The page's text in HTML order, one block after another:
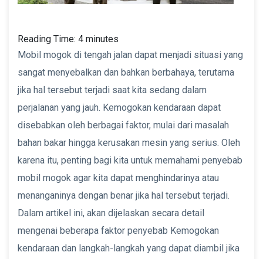
Reading Time: 4 minutes
Mobil mogok di tengah jalan dapat menjadi situasi yang
sangat menyebalkan dan bahkan berbahaya, terutama
jika hal tersebut terjadi saat kita sedang dalam
perjalanan yang jauh. Kemogokan kendaraan dapat
disebabkan oleh berbagai faktor, mulai dari masalah
bahan bakar hingga kerusakan mesin yang serius. Oleh
karena itu, penting bagi kita untuk memahami penyebab
mobil mogok agar kita dapat menghindarinya atau
menanganinya dengan benar jika hal tersebut terjadi.
Dalam artikel ini, akan dijelaskan secara detail
mengenai beberapa faktor penyebab Kemogokan
kendaraan dan langkah-langkah yang dapat diambil jika